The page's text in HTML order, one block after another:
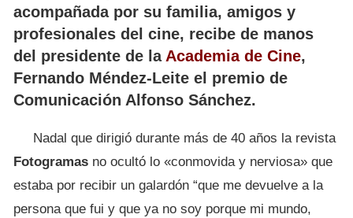
acompañada por su familia, amigos y
profesionales del cine, recibe de manos
del presidente de la Academia de Cine,
Fernando Méndez-Leite el premio de
Comunicación Alfonso Sánchez.
Nadal que dirigió durante más de 40 años la revista
Fotogramas no ocultó lo «conmovida y nerviosa» que
estaba por recibir un galardón “que me devuelve a la
persona que fui y que ya no soy porque mi mundo,